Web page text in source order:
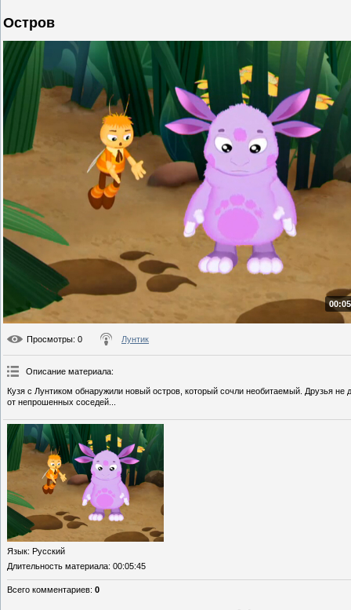
Остров
Просмотры: 0 Лунтик
Описание материала:
Кузя с Лунтиком обнаружили новый остров, который сочли необитаемый. Друзья
от непрошенных соседей...
Язык: Русский
Длительность материала: 00:05:45
Всего комментариев: 0